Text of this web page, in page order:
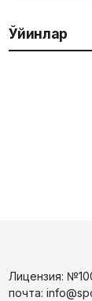
Ўйинлар
Лицензия:
почта: